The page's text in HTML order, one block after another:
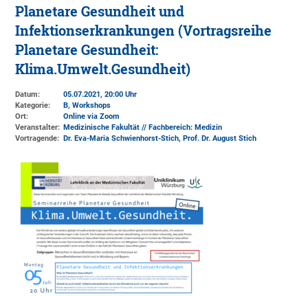
Planetare Gesundheit und
Infektionserkrankungen (Vortragsreihe
Planetare Gesundheit:
Klima.Umwelt.Gesundheit)
Datum:
05.07.2021, 20:00 Uhr
Kategorie:
B, Workshops
Ort:
Online via Zoom
Veranstalter: Medizinische Fakultät // Fachbereich: Medizin
Vortragende:
Dr. Eva-Maria Schwienhorst-Stich, Prof. Dr. August Stich